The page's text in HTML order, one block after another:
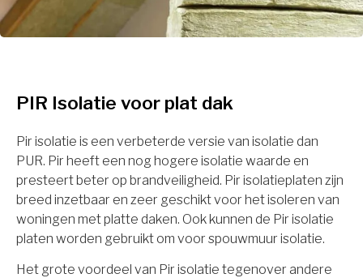
PIR Isolatie voor plat dak
Pir isolatie is een verbeterde versie van isolatie dan
PUR. Pir heeft een nog hogere isolatie waarde en
presteert beter op brandveiligheid. Pir isolatieplaten zijn
breed inzetbaar en zeer geschikt voor het isoleren van
woningen met platte daken. Ook kunnen de Pir isolatie
platen worden gebruikt om voor spouwmuur isolatie.
Het grote voordeel van Pir isolatie tegenover andere